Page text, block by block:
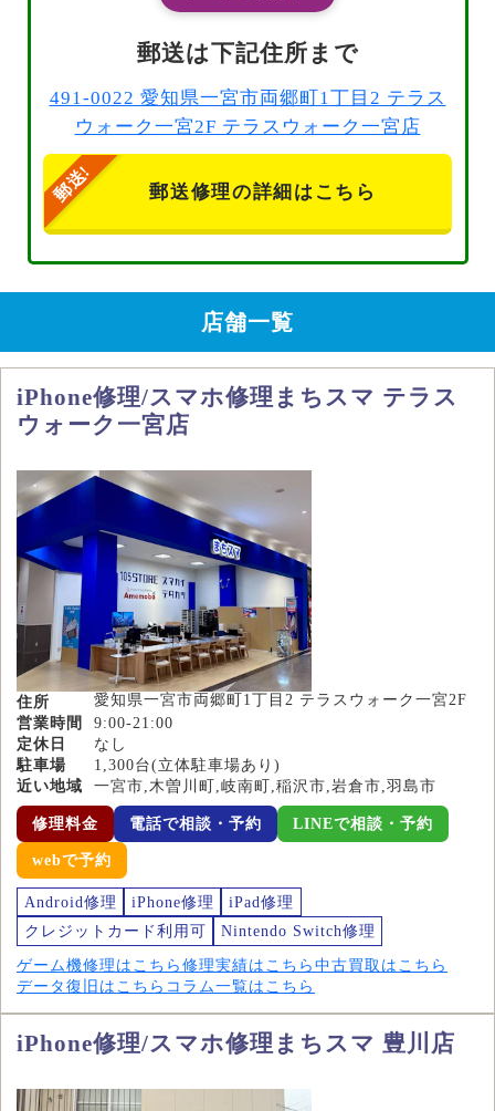
郵送は下記住所まで
491-0022 愛知県一宮市両郷町1丁目2 テラス
ウォーク一宮2F テラスウォーク一宮店
郵送修理の詳細はこちら
店舗一覧
iPhone修理/スマホ修理まちスマ テラス
ウォーク一宮店
住所
愛知県一宮市両郷町1丁目2 テラスウォーク一宮2F
営業時間
9:00-21:00
定休日
なし
駐車場
1,300台(立体駐車場あり)
近い地域
一宮市,木曽川町,岐南町,稲沢市,岩倉市,羽島市
修理料金 電話で相談・予約 LINEで相談・予約
webで予約
Android修理 iPhone修理
iPad修理
クレジットカード利用可
Nintendo Switch修理
ゲーム機修理はこちら 修理実績はこちら 中古買取はこちら
データ復旧はこちら コラム一覧はこちら
iPhone修理/スマホ修理まちスマ 豊川店